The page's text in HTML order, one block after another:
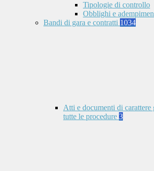
Tipologie di controllo
Obblighi e
Bandi di gara e contratti 1034
Atti e documenti di carattere
tutte le procedure 3